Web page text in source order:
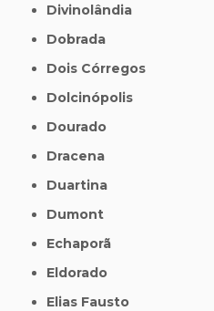
Divinolândia
Dobrada
Dois Córregos
Dolcinópolis
Dourado
Dracena
Duartina
Dumont
Echaporã
Eldorado
Elias Fausto